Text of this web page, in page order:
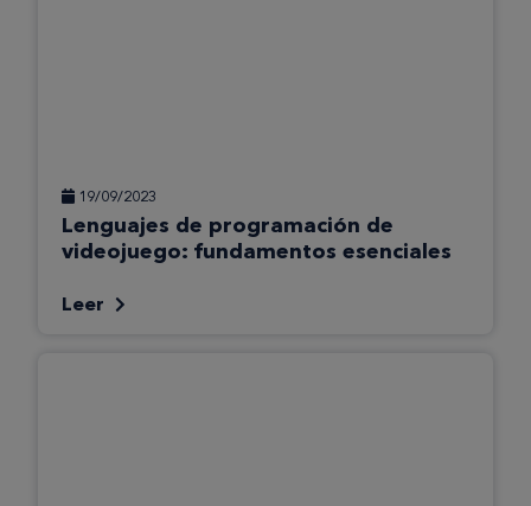
19/09/2023
Lenguajes de programación de
videojuego: fundamentos esenciales
Leer